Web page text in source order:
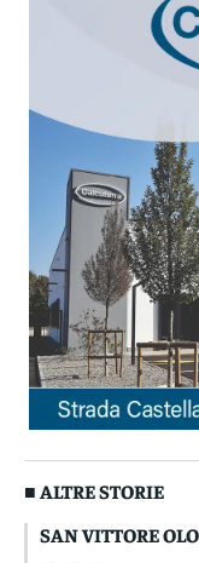
■ ALTRE STORIE
SAN VITTORE